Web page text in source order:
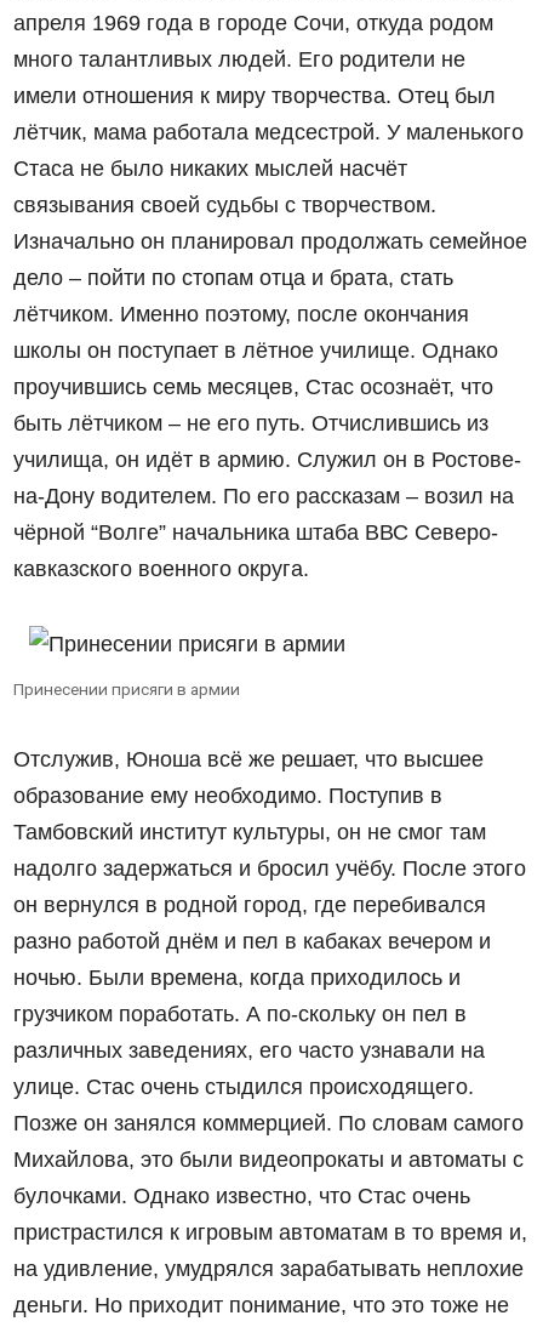
апреля 1969 года в городе Сочи, откуда родом
много талантливых людей. Его родители не
имели отношения к миру творчества. Отец был
лётчик, мама работала медсестрой. У маленького
Стаса не было никаких мыслей насчёт
связывания своей судьбы с творчеством.
Изначально он планировал продолжать семейное
дело – пойти по стопам отца и брата, стать
лётчиком. Именно поэтому, после окончания
школы он поступает в лётное училище. Однако
проучившись семь месяцев, Стас осознаёт, что
быть лётчиком – не его путь. Отчислившись из
училища, он идёт в армию. Служил он в Ростове-
на-Дону водителем. По его рассказам – возил на
чёрной “Волге” начальника штаба ВВС Северо-
кавказского военного округа.
Принесении присяги в армии
Отслужив, Юноша всё же решает, что высшее
образование ему необходимо. Поступив в
Тамбовский институт культуры, он не смог там
надолго задержаться и бросил учёбу. После этого
он вернулся в родной город, где перебивался
разно работой днём и пел в кабаках вечером и
ночью. Были времена, когда приходилось и
грузчиком поработать. А по-скольку он пел в
различных заведениях, его часто узнавали на
улице. Стас очень стыдился происходящего.
Позже он занялся коммерцией. По словам самого
Михайлова, это были видеопрокаты и автоматы с
булочками. Однако известно, что Стас очень
пристрастился к игровым автоматам в то время и,
на удивление, умудрялся зарабатывать неплохие
деньги. Но приходит понимание, что это тоже не